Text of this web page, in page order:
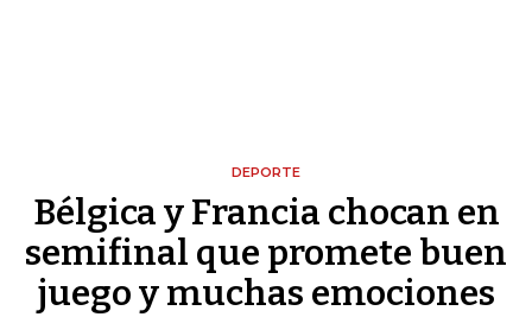
DEPORTE
Bélgica y Francia chocan en
semifinal que promete buen
juego y muchas emociones